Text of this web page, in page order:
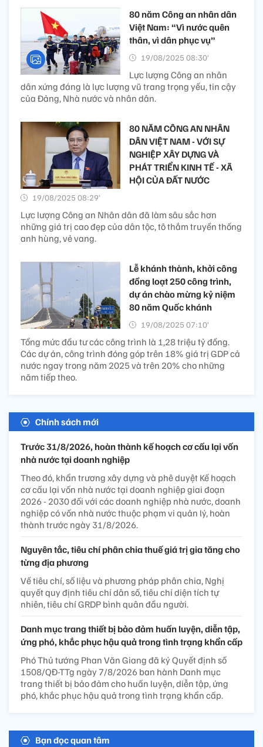
80 năm Công an nhân dân
Việt Nam: “Vì nước quên
thân, vì dân phục vụ”
19/08/2025 08:30’
Lực lượng Công an nhân
dân xứng đáng là lực lượng vũ trang trọng yếu, tin cậy
của Đảng, Nhà nước và nhân dân.
80 NĂM CÔNG AN NHÂN
DÂN VIỆT NAM - VỚI SỰ
NGHIỆP XÂY DỰNG VÀ
PHÁT TRIỂN KINH TẾ - XÃ
HỘI CỦA ĐẤT NƯỚC
19/08/2025 08:29’
Lực lượng Công an Nhân dân đã làm sâu sắc hơn
những giá trị cao đẹp của dân tộc, tô thắm truyền thống
anh hùng, vẻ vang.
Lễ khánh thành, khởi công
đồng loạt 250 công trình,
dự án chào mừng kỷ niệm
80 năm Quốc khánh
19/08/2025 07:10’
Tổng mức đầu tư các công trình là 1,28 triệu tỷ đồng.
Các dự án, công trình đóng góp trên 18% giá trị GDP cả
nước ngay trong năm 2025 và trên 20% cho những
năm tiếp theo.
Chính sách mới
Trước 31/8/2026, hoàn thành kế hoạch cơ cấu lại vốn
nhà nước tại doanh nghiệp
Theo đó, khẩn trương xây dựng và phê duyệt Kế hoạch
cơ cấu lại vốn nhà nước tại doanh nghiệp giai đoạn
2026 - 2030 đối với các doanh nghiệp nhà nước, doanh
nghiệp có vốn nhà nước thuộc phạm vi quản lý, hoàn
thành trước ngày 31/8/2026.
Nguyên tắc, tiêu chí phân chia thuế giá trị gia tăng cho
từng địa phương
Về tiêu chí, số liệu và phương pháp phân chia, Nghị
quyết quy định tiêu chí dân số, tiêu chí diện tích tự
nhiên, tiêu chí GRDP bình quân đầu người.
Danh mục trang thiết bị bảo đảm huấn luyện, diễn tập,
ứng phó, khắc phục hậu quả trong tình trạng khẩn cấp
Phó Thủ tướng Phan Văn Giang đã ký Quyết định số
1508/QĐ-TTg ngày 7/8/2026 ban hành Danh mục
trang thiết bị bảo đảm cho huấn luyện, diễn tập, ứng
phó, khắc phục hậu quả trong tình trạng khẩn cấp.
Bạn đọc quan tâm